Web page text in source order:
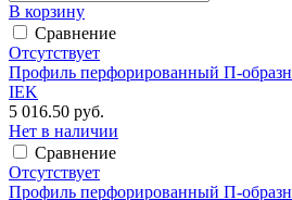
В корзину
Сравнение
Отсутствует
Профиль перфорированный П-
IEK
5 016.50 руб.
Нет в наличии
Сравнение
Отсутствует
Профиль перфорированный П-